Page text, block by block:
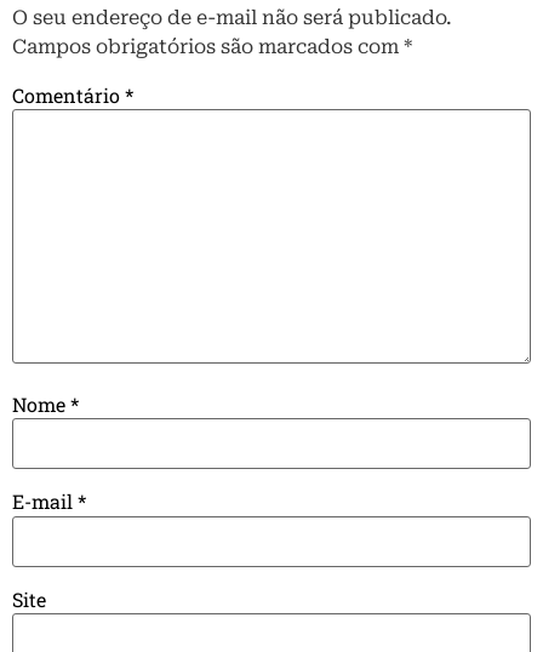
O seu endereço de e-mail não será publicado.
Campos obrigatórios são marcados com *
Comentário*
Nome*
E-mail*
Site